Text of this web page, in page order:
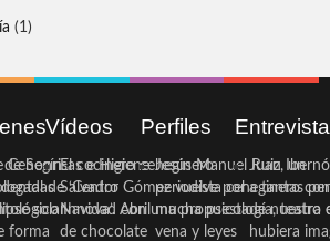
(1)
Cehegín
solar
forma
de Sonrisas e Higiene
de ‘Centro
Innova’. Abril
Vídeos
El cocinero ceheginero
Salvador Gómez vuelve por
Navidad con una propuesta
de chocolate
Perfiles
Jesús Manuel Ruiz, un
periodista ceheginero con
mucha psicología, teatro
vena y leyes
Juan
a tantas
de nuestra
hubiera